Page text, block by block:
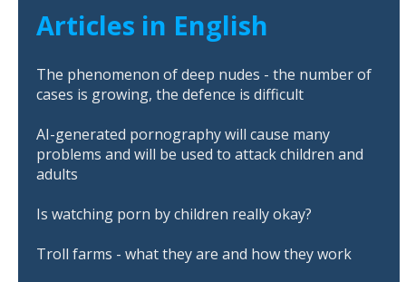
Articles in English
The phenomenon of deep nudes - the number of
cases is growing, the defence is difficult
AI-generated pornography will cause many
problems and will be used to attack children and
adults
Is watching porn by children really okay?
Troll farms - what they are and how they work